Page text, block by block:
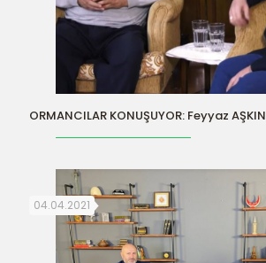
ORMANCILAR KONUŞUYOR: Feyyaz AŞKIN
04.04.2021